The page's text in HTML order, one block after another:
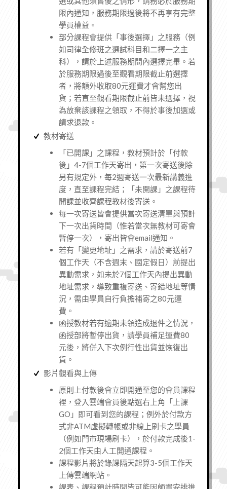
限內通知，服務期限過後將不再享有完整
學員權益。
部分課程會提供「事後選擇」之服務（例
如司律全修班之選試科目和二擇一之主
科），請於上述服務期間內選擇完畢。若
於服務期限過後至觀看期限截止前選擇
者，將額外收取80元運費才會幫您出
貨；若直至觀看期限截止前皆未選擇，視
為放棄該課程之領取，不得於事後加選或
請求退款。
教材寄送
「已開課」之課程，教材預計於「付款
後」4-7個工作天寄出，第一次寄送後除
另有規定外，每2週寄送一次最新講義進
度，直至課程完結；「未開課」之課程待
開課並收齊課程教材後寄送。
每一次寄送皆會提供當次寄送清單與預計
下一次出貨時間（惟若當次無教材可寄會
暫停一次），寄出皆會email通知。
若有「變更地址」之需求，請於寄送前7
個工作天（不含週末、國定假日）前提出
異動需求，如未於7個工作天內提出異動
地址需求，導致重複寄送、寄錯地址等情
況，需由學員自行負擔補寄之80元運
費。
函授教材若有逾期未領造成退件之情況，
函授部將暫停出貨，請學員補足運費80
元後，將併入下次例行性出貨並恢復出
貨。
影片觀看與上傳
原則上付款後會立即開通至您的會員課程
裡，登入雲端會員後點選右上角「上課
GO」即可看到您的課程；例外於付款方
式非ATM虛擬轉帳或非線上刷卡之學員
（例如門市現場刷卡），於付款完成後1-
2個工作天由人工開通課程。
課程影片將於錄課隔天起算3-5個工作天
上傳雲端網站。
課表、課程預計時間皆可能因師資安排進